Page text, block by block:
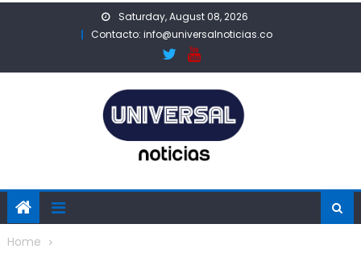
Saturday, August 08, 2026
Contacto: info@universalnoticias.co
Home